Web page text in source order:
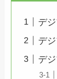
デ
デ
デ